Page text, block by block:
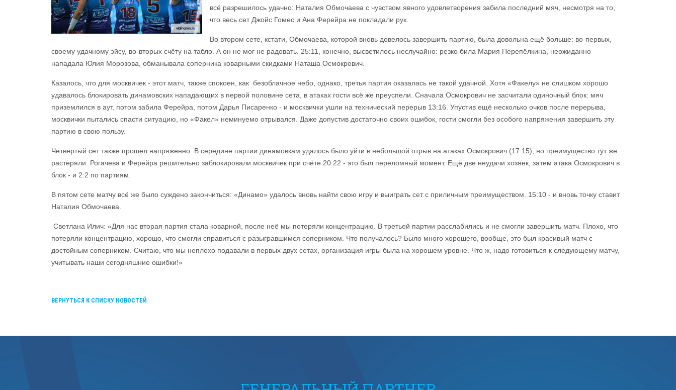
всё разрешилось удачно: Наталия Обмочаева с чувством явного удовлетворения забила последний мяч, несмотря на то,
что весь сет Джойс Гомес и Ана Ферейра не покладали рук.
Во втором сете, кстати, Обмочаева, которой вновь довелось завершить партию, была довольна ещё больше: во-первых,
своему удачному эйсу, во-вторых счёту на табло. А он не мог не радовать. 25:11, конечно, высветилось неслучайно: резко била Мария Перепёлкина, неожиданно
нападала Юлия Морозова, обманывала соперника коварными скидками Наташа Осмокрович.
Казалось, что для москвичек - этот матч, также спокоен, как безоблачное небо, однако, третья партия оказалась не такой удачной. Хотя «Факелу» не слишком хорошо
удавалось блокировать динамовских нападающих в первой половине сета, в атаках гости всё же преуспели. Сначала Осмокрович не засчитали одиночный блок: мяч
приземлился в аут, потом забила Ферейра, потом Дарья Писаренко - и москвички ушли на технический перерыв 13:16. Упустив ещё несколько очков после перерыва,
москвички пытались спасти ситуацию, но «Факел» неминуемо отрывался. Даже допустив достаточно своих ошибок, гости смогли без особого напряжения завершить эту
партию в свою пользу.
Четвертый сет также прошел напряженно. В середине партии динамовкам удалось было уйти в небольшой отрыв на атаках Осмокрович (17:15), но преимущество тут же
растеряли. Рогачева и Ферейра решительно заблокировали москвичек при счёте 20:22 - это был переломный момент. Ещё две неудачи хозяек, затем атака Осмокрович в
блок - и 2:2 по партиям.
В пятом сете матчу всё же было суждено закончиться: «Динамо» удалось вновь найти свою игру и выиграть сет с приличным преимуществом. 15:10 - и вновь точку ставит
Наталия Обмочаева.
Светлана Илич: «Для нас вторая партия стала коварной, после неё мы потеряли концентрацию. В третьей партии расслабились и не смогли завершить матч. Плохо, что
потеряли концентрацию, хорошо, что смогли справиться с разыгравшимся соперником. Что получалось? Было много хорошего, вообще, это был красивый матч с
достойным соперником. Считаю, что мы неплохо подавали в первых двух сетах, организация игры была на хорошем уровне. Что ж, надо готовиться к следующему матчу,
учитывать наши сегодняшние ошибки!»
ВЕРНУТЬСЯ К СПИСКУ НОВОСТЕЙ